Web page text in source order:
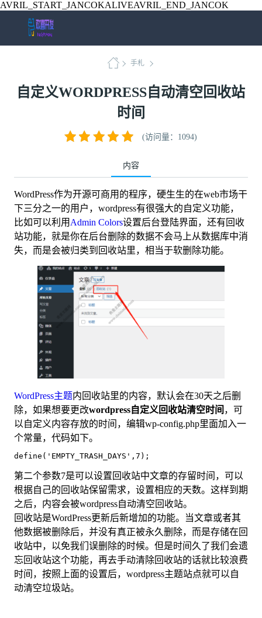
AVRIL_START_JANCOKALIVEAVRIL_END_JANCOK
手札
自定义WORDPRESS自动清空回收站
时间
内容
(访问量：1094)
WordPress作为开源可商用的程序，硬生生的在web市场干
下三分之一的用户，wordpress有很强大的自定义功能，
比如可以利用 Admin Colors设置后台登陆界面，还有回收
站功能，就是你在后台删除的数据不会马上从数据库中消
失，而是会被归类到回收站里，相当于软删除功能。
WordPress主题内回收站里的内容，默认会在30天之后删
除，如果想要更改wordpress自定义回收站清空时间 ，可
以自定义内容存放的时间，编辑wp-config.php里面加入一
个常量，代码如下。
define('EMPTY_TRASH_DAYS',7);
第二个参数7是可以设置回收站中文章的存留时间，可以
根据自己的回收站保留需求，设置相应的天数。这样到期
之后，内容会被wordpress自动清空回收站。
回收站是WordPress更新后新增加的功能。当文章或者其
他数据被删除后，并没有真正被永久删除，而是存储在回
收站中，以免我们误删除的时候。但是时间久了我们会遗
忘回收站这个功能，再去手动清除回收站的话就比较浪费
时间，按照上面的设置后，wordpress主题站点就可以自
动清空垃圾站。